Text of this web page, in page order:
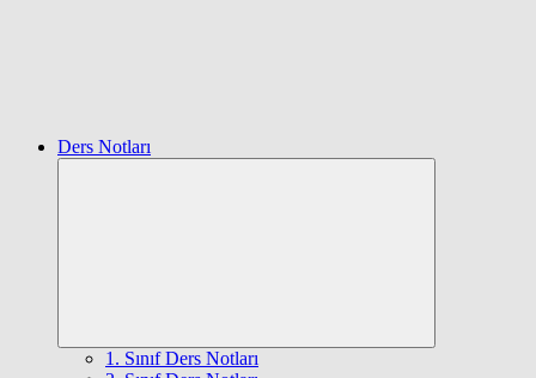
Ders Notları
1. Sınıf Ders Notları